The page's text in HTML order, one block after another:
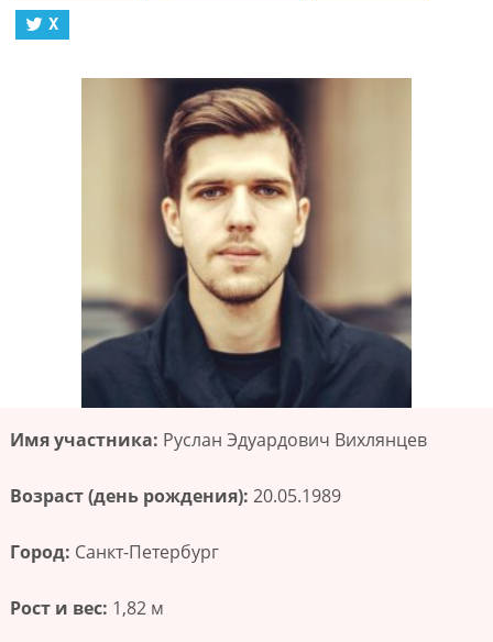
X
Имя участника: Руслан Эдуардович Вихлянцев
Возраст (день рождения): 20.05.1989
Город: Санкт-Петербург
Рост и вес: 1,82 м